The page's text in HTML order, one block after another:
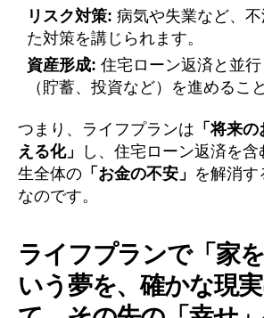
リスク対策: 病気や失業など、不
た対策を講じられます。
資産形成: 住宅ローン返済と並
（貯蓄、投資など）を進めるこ
つまり、ライフプランは 「将来
える化」
し、住宅ローン返済を含
生全体の 「お金の不安」 を解消
なのです。
ライフプランで「家
いう夢を、確かな現